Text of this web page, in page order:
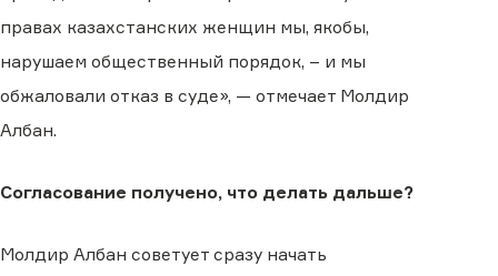
правах казахстанских женщин мы, якобы,
нарушаем общественный порядок, – и мы
обжаловали отказ в суде», — отмечает Молдир
Албан.
Согласование получено, что делать дальше?
Молдир Албан советует сразу начать